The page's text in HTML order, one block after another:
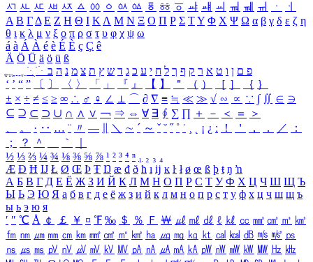
ㅺ ㅻ ㅼ ㅽ ㅾ ㅿ ㆀ ㆁ ㆂ ㆃ ㆄ ㆅ ㆆ ㆇ ㆈ ㆉ ㆊ ㆋ ㆌ ㆍ
ㆎ
Α Β ΓΔ Ε Ζ Η Θ Ι ΚΛ Μ Ν Ξ Ο Π Ρ Σ ΤΥ Φ Χ Ψ Ω α β γ δ ε ζ η
θ ι κ λ μ ν ξ ο π ρ σ τ υ φ χ ψ ω
á à Á À é è É È ç Ç ê
Ä Ö Ü ä ö ü ß
ִֶֹ ֻּ ׁׂ פ ם ן ו ט א ר ק ף ך ל ח י ע כ ג ד ש ץ ת צ מ נ ה ב
‘ ’ “ ” 〔 〕 〈 〉 「 」 『 』 【 】 ＂ （ ） ［ ］ ｛ ｝
± × ÷ ≠ ≤ ≥ ∞ ∴ ♂ ♀ ∠ ⊥ ⌒ ∂ ∇ ≡ ≒ ≪ ≫ √ ∽ ∝ ∵ ∫ ∬ ∈ ∋
⊆ ⊇ ⊂ ⊃ ∪ ∩ ∧ ∨ ￢ ⇒ ⇔ ∀ ∃ ∮ ∑ ∏ ＋ － ＜ ＝
＞
、
。 · ‥ … ¨ 〃 ― ＼ ∼ ´ ～ ˇ ˘ ˝ ˚ ˙ ¸ ¡ ¿ ː ！ ＇ ， ． ／
：
；
？ ＾ ｀
½ ⅓ ⅔ ¼ ¾ ⅛ ⅜ ⅝ ⅞ ¹ ² ³ ⁴ ⁿ ₁ ₂ ₃ ₄
Æ Ð Ħ Ĳ Ł Ø Œ Þ Ŧ Ŋ æ đ ð ħ ı ĳ ĸ ŀ ł ø œ ß þ ŧ ŋ ŉ
А Б В Г Д Е Ё Ж З И Й К Л М Н О П Р С Т У Ф Х Ц Ч Ш Щ Ъ
Ы Ь Э Ю Я а б в г д е ё ж з и й к л м н о п р с т у ф х ц ч ш щ ъ
ы ь э ю я
′ ″ ℃ Å ￠ ￡ ￥ ¤ ℉ ‰ ＄ ％ Ｆ ￦ ㎕ ㎖ ㎗ ℓ ㎘ ㏄ ㎣ ㎤ ㎥ ㎦
㎙ ㎚ ㎛ ㎜ ㎝ ㎞ ㎟ ㎠ ㎡ ㎢ ㏊ ㎍ ㎎ ㎏ ㏏ ㎈ ㎉ ㏈ ㎧ ㎨ ㎰
㎱ ㎲ ㎳ ㎴ ㎵ ㎶ ㎷ ㎸ ㎹ ㎀ ㎁ ㎂ ㎃ ㎄ ㎺ ㎻ ㎽ ㎾ ㎿ ㎐ ㎑